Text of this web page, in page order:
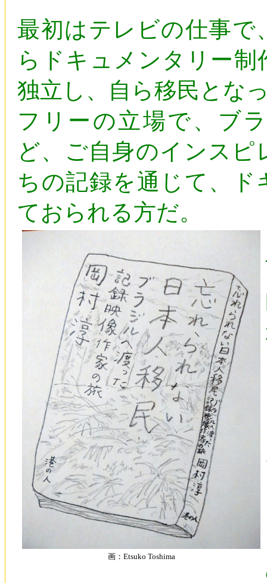
最初はテレビの仕事で
らドキュメンタリー
独立し、自ら移民とな
フリーの立場で、ブ
ど、ご自身のインス
ちの記録を通じて、
ておられる方だ。
画：Etsuko Toshima